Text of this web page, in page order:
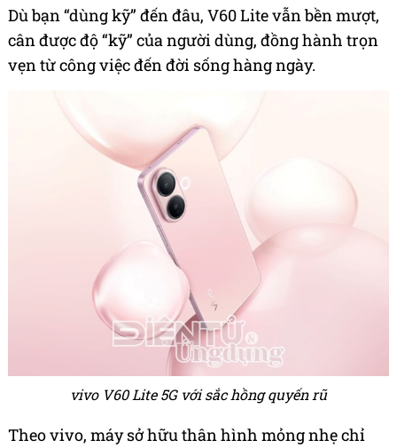
Dù bạn “dùng kỹ” đến đâu, V60 Lite vẫn bền mượt,
cân được độ “kỹ” của người dùng, đồng hành trọn
vẹn từ công việc đến đời sống hàng ngày.
vivo V60 Lite 5G với sắc hồng quyến rũ
Theo vivo, máy sở hữu thân hình mỏng nhẹ chỉ